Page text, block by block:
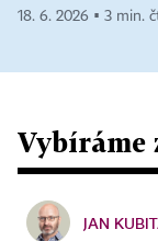
18. 6. 2026 ▪ 3 min.
Vybíráme
JAN